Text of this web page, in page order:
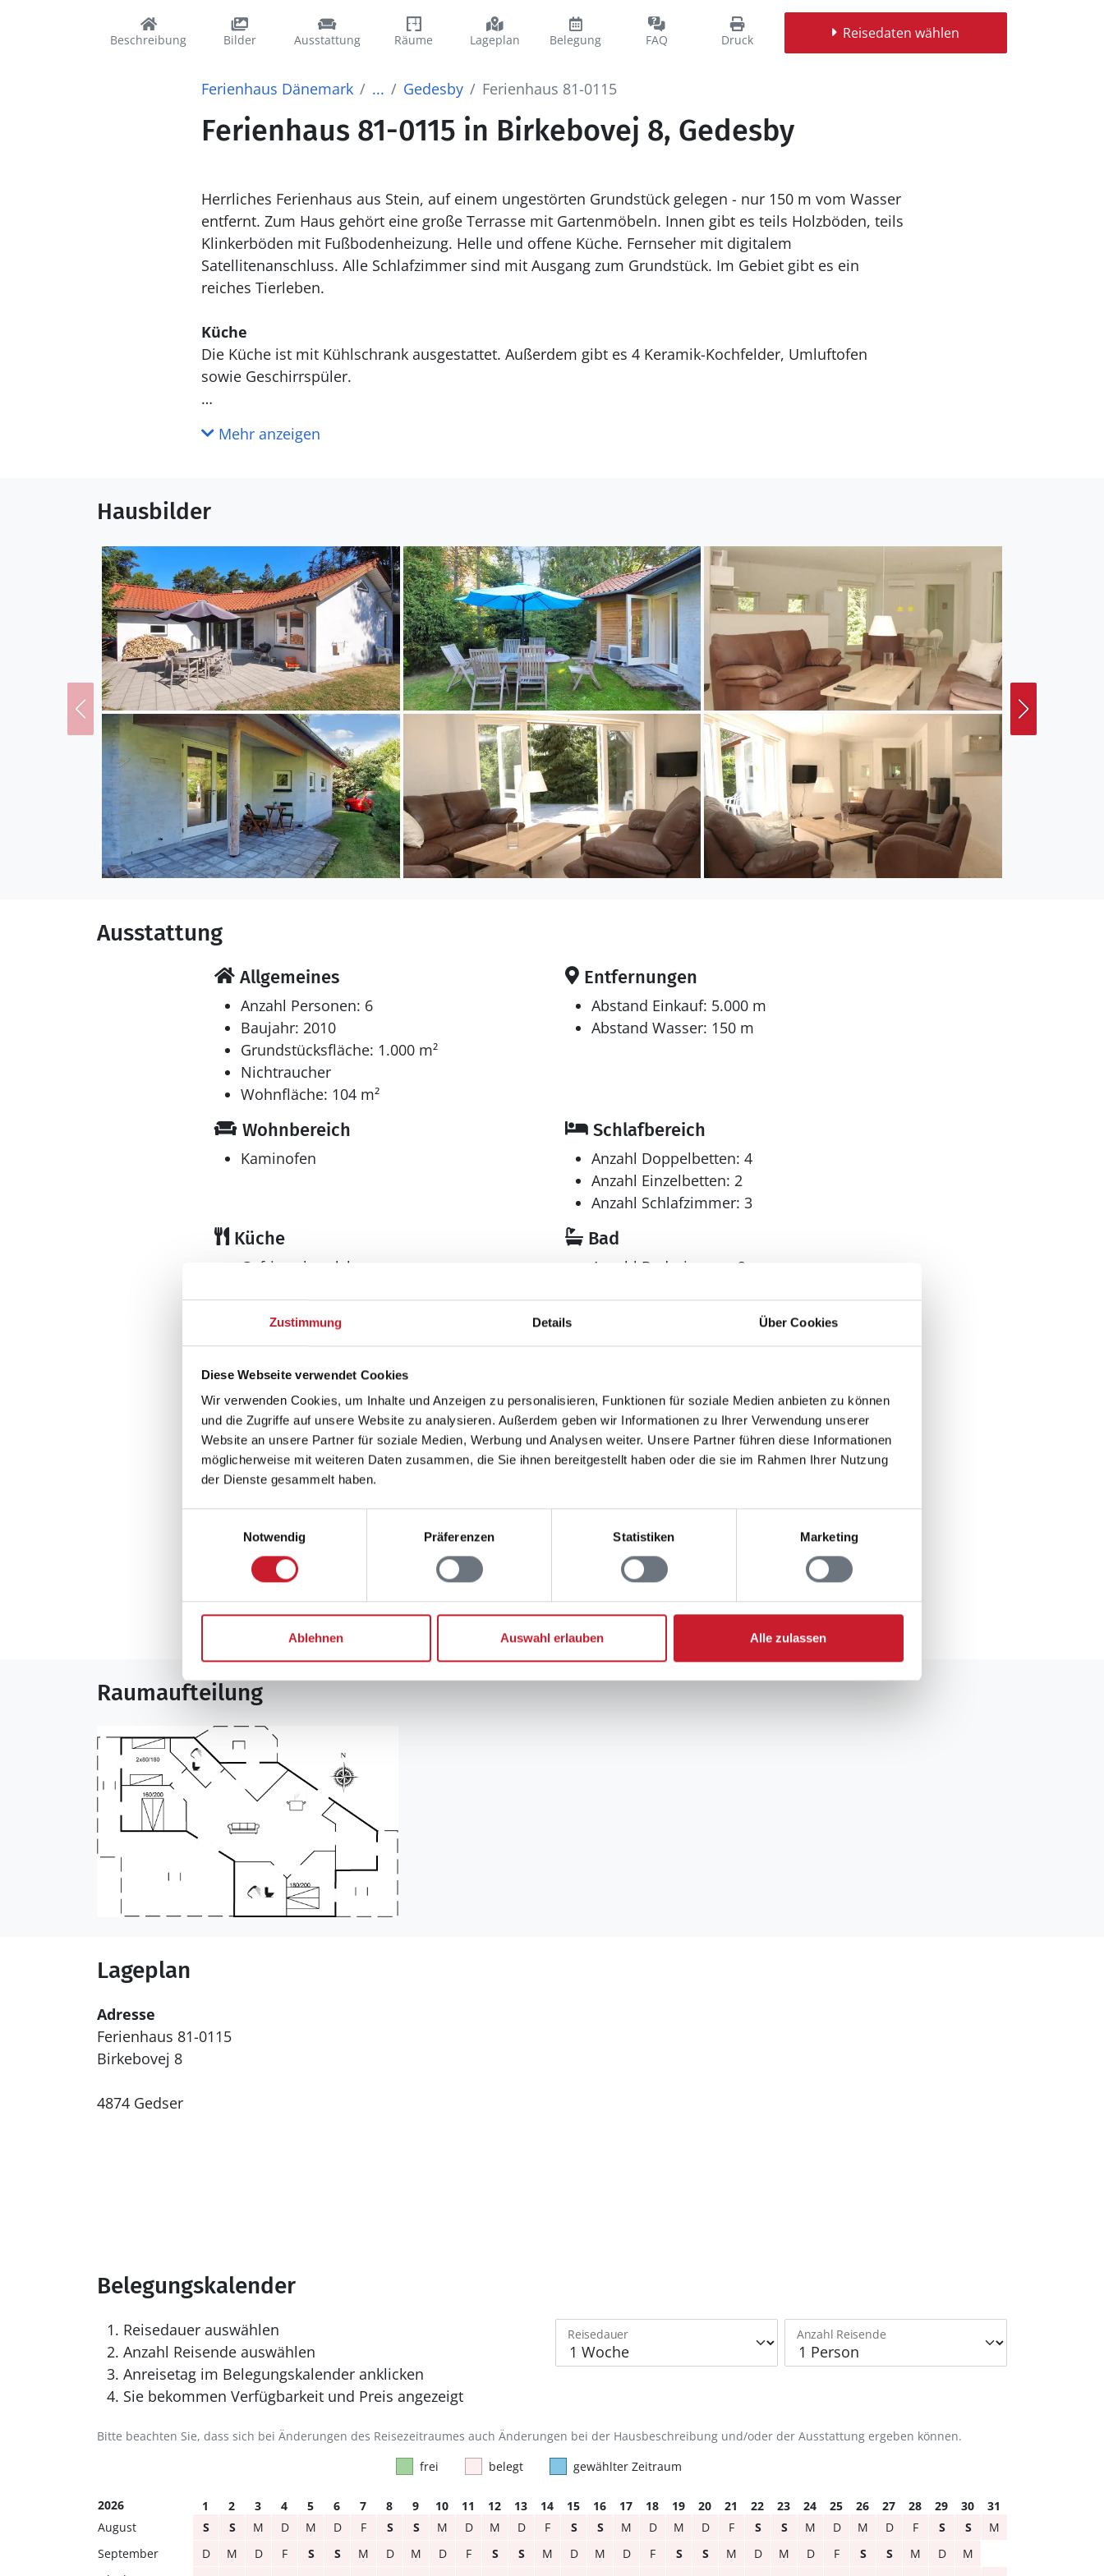
Zustimmung Details Über Cookies
Diese Webseite verwendet Cookies
Wir verwenden Cookies, um Inhalte und Anzeigen zu personalisieren, Funktionen für soziale Medien anbieten zu können
und die Zugriffe auf unsere Website zu analysieren. Außerdem geben wir Informationen zu Ihrer Verwendung unserer
Website an unsere Partner für soziale Medien, Werbung und Analysen weiter. Unsere Partner führen diese Informationen
möglicherweise mit weiteren Daten zusammen, die Sie ihnen bereitgestellt haben oder die sie im Rahmen Ihrer Nutzung
der Dienste gesammelt haben.
Notwendig
Präferenzen Statistiken Marketing
Ablehnen Auswahl erlauben Alle zulassen
Beschreibung Bilder Ausstattung Räume Lageplan Belegung FAQ Druck Reisedaten wählen
Ferienhaus Dänemark ... Gedesby Ferienhaus 81-0115
Ferienhaus 81-0115 in Birkebovej 8, Gedesby
Herrliches Ferienhaus aus Stein, auf einem ungestörten Grundstück gelegen - nur 150 m vom Wasser
entfernt. Zum Haus gehört eine große Terrasse mit Gartenmöbeln. Innen gibt es teils Holzböden, teils
Klinkerböden mit Fußbodenheizung. Helle und offene Küche. Fernseher mit digitalem
Satellitenanschluss. Alle Schlafzimmer sind mit Ausgang zum Grundstück. Im Gebiet gibt es ein
reiches Tierleben.
Küche
Die Küche ist mit Kühlschrank ausgestattet. Außerdem gibt es 4 Keramik-Kochfelder, Umluftofen
sowie Geschirrspüler.
Es gibt 2 Badezimmer mit Dusche und 2 Toiletten.
Die Ferienunterkunft liegt auf einem 1000 m² großen Naturgrundstück. Die Entfernung zum Meer
Terrassenareal zur Verfügung. Geräteraum. Parkplatz auf dem Grundstück.
Einrichtung
Das Ferienhaus eignet sich für 6 Personen. Die Ferienunterkunft hat eine Wohnfläche von 104 m² und
wurde 2010 gebaut. Haustiere dürfen nicht mitgebracht werden. Die Ferienunterkunft ist mit
energiesparender Wärmepumpe ausgestattet. Die Ferienunterkunft ist mit Waschmaschine
ausgestattet. Wäschetrockner. Tiefkühlmöglichkeit mit 70 Liter Nutzinhalt. Es gibt außerdem einen
Kaminofen.
Schlafverhältnisse
Die Schlafplätze verteilen sich auf 3 Schlafräume. 4 Schlafplätze in Doppelbetten. 2 Schlafplätze in
Einzelbetten.
Multimedien
In der Ferienunterkunft gibt es einen Fernseher. Radio. Mindestens 4 dänische Fernsehsender.
Whirlpool
Mehr anzeigen
Hausbilder
Ausstattung
Allgemeines
Anzahl Personen: 6
Baujahr: 2010
Grundstücksfläche: 1.000 m²
Nichtraucher
Wohnfläche: 104 m²
Entfernungen
Abstand Einkauf: 5.000 m
Abstand Wasser: 150 m
Wohnbereich
Kaminofen
Schlafbereich
Anzahl Doppelbetten: 4
Anzahl Einzelbetten: 2
Anzahl Schlafzimmer: 3
Küche
Gefrierschrank l
Bad
Anzahl Badezimmer: 2
Multimedia
Deutsches Fernsehen
> 3 deutsche Fernsehsender
Radio
Terrasse: 50 m²
Sonstiges
Neben- und Verbrauchskosten
Die aktuellen Verbrauchskosten finden Sie im nächsten Schritt im Buchungsformular.
Raumaufteilung
Lageplan
Adresse
Ferienhaus 81-0115
Birkebovej 8
4874 Gedser
Belegungskalender
Reisedauer auswählen
Anzahl Reisende auswählen
Anreisetag im Belegungskalender anklicken
Sie bekommen Verfügbarkeit und Preis angezeigt
Reisedauer Anzahl Reisende
Bitte beachten Sie, dass sich bei Änderungen des Reisezeitraumes auch Änderungen bei der Hausbeschreibung und/oder der Ausstattung ergeben können.
frei
belegt gewählter Zeitraum
2026 1 2 3 4 5 6 7 8 9 10 11 12 13 14 15 16 17 18 19 20 21 22 23 24 25 26 27 28 29 30
31
August
S S M D M D F S S M D M D F S S M D M D F S S M D M D F S S
M
September
D M D F S S M D M D F S S M D M D F S S M D M D F S S M D
M